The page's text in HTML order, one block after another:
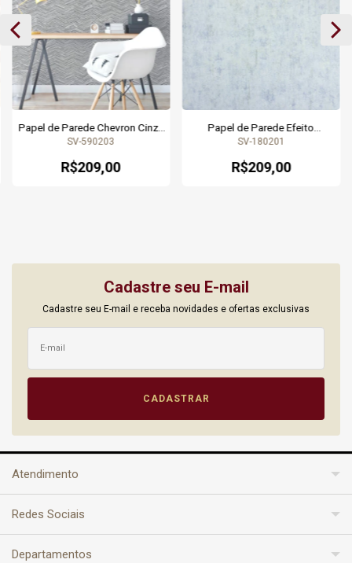
Papel de Parede Chevron Cinza
e Prata com Brilho - Coleção
Cola Grátis
SV-590203
R$209,00
Papel de Parede Efeito
Manchado Azul Claro Leve
9,50 metros | Cola Grátis
SV-180201
R$209,00
Cadastre seu E-mail
Cadastre seu E-mail e receba novidades e ofertas exclusivas
Atendimento
Redes Sociais
Departamentos